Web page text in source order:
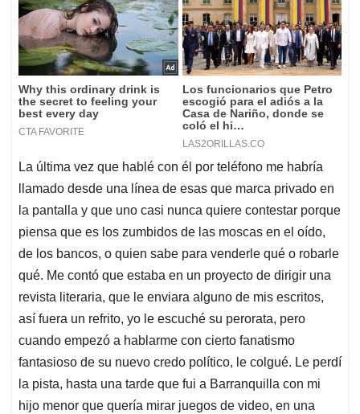
La última vez que hablé con él por teléfono me habría
llamado desde una línea de esas que marca privado en
la pantalla y que uno casi nunca quiere contestar porque
piensa que es los zumbidos de las moscas en el oído,
de los bancos, o quien sabe para venderle qué o robarle
qué. Me contó que estaba en un proyecto de dirigir una
revista literaria, que le enviara alguno de mis escritos,
así fuera un refrito, yo le escuché su perorata, pero
cuando empezó a hablarme con cierto fanatismo
fantasioso de su nuevo credo político, le colgué. Le perdí
la pista, hasta una tarde que fui a Barranquilla con mi
hijo menor que quería mirar juegos de video, en una